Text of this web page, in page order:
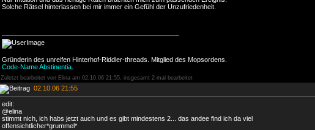
Solche Rätsel hinterlassen bei mir immer ein Gefühl der Unzufriedenheit.
Gründerin des unreifen Hinterhof-Riddler-threads. Mitglied des Mopsordens.
Code-Name Abstinentia.
Zuletzt bearbeitet von Elina am 02.10.06 21:55, insgesamt 2-mal bearbeitet
02.10.06 21:55
edit:
@elina
stimmt nich, ich habs jetzt auch und es gibt mindestens 2... das andee find ich da viel
offensichtlicher*grummel*